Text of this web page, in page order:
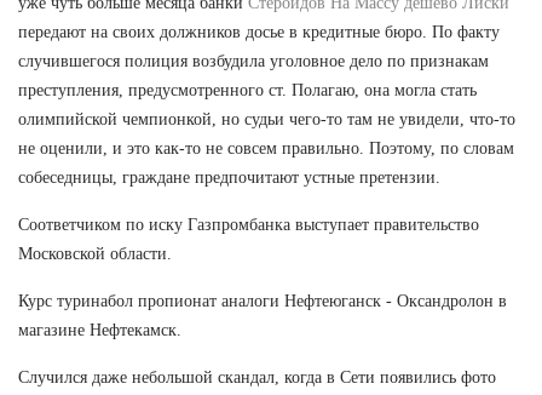
передают на своих должников досье в кредитные бюро. По факту
случившегося полиция возбудила уголовное дело по признакам
преступления, предусмотренного ст. Полагаю, она могла стать
олимпийской чемпионкой, но судьи чего-то там не увидели, что-то
не оценили, и это как-то не совсем правильно. Поэтому, по словам
собеседницы, граждане предпочитают устные претензии.
Соответчиком по иску Газпромбанка выступает правительство
Московской области.
Курс туринабол пропионат аналоги Нефтеюганск - Оксандролон в
магазине Нефтекамск.
Случился даже небольшой скандал, когда в Сети появились фото